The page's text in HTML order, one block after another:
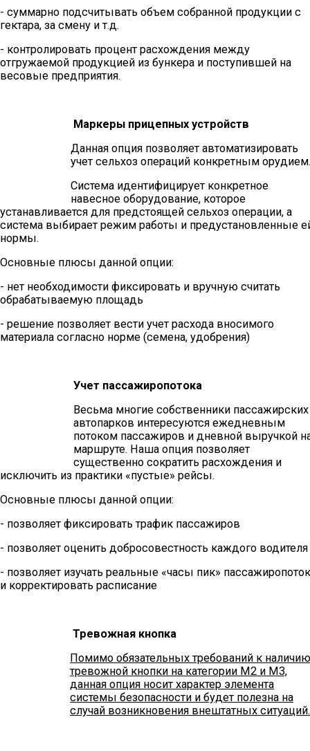
- суммарно подсчитывать объем собранной продукции с
гектара, за смену и т.д.
- контролировать процент расхождения между
отгружаемой продукцией из бункера и поступившей на
весовые предприятия.
Маркеры прицепных устройств
Данная опция позволяет автоматизировать
учет сельхоз операций конкретным орудием.
Система идентифицирует конкретное
навесное оборудование, которое
устанавливается для предстоящей сельхоз операции, а
система выбирает режим работы и предустановленные
нормы.
Основные плюсы данной опции:
- нет необходимости фиксировать и вручную считать
обрабатываемую площадь
- решение позволяет вести учет расхода вносимого
материала согласно норме (семена, удобрения)
Учет пассажиропотока
Весьма многие собственники пассажирских
автопарков интересуются ежедневным
потоком пассажиров и дневной выручкой
маршруте. Наша опция позволяет
существенно сократить расхождения и
исключить из практики «пустые» рейсы.
Основные плюсы данной опции:
- позволяет фиксировать трафик пассажиров
- позволяет оценить добросовестность каждого водителя
- позволяет изучать реальные «часы пик»
и корректировать расписание
Тревожная кнопка
Помимо обязательных требований к наличию
тревожной кнопки на категории M2 и М3,
данная опция носит характер элемента
системы безопасности и будет полезна на
случай возникновения внештатных ситуаций.